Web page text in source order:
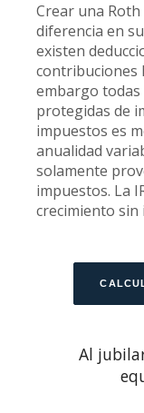
Crear una
diferencia en
existen
contribuciones
embargo
protegidas de
impuestos es
anualidad
solamente
impuestos. La
crecimiento sin
Al